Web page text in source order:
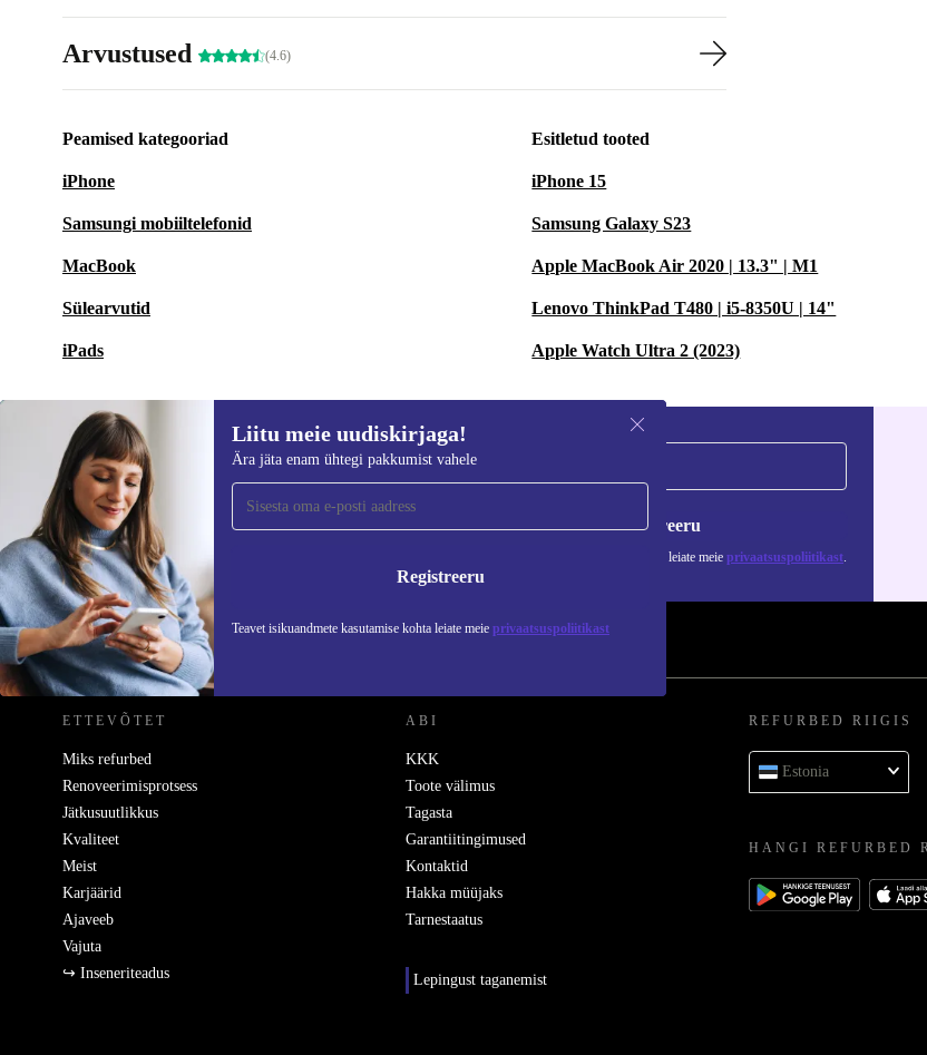
Arvustused (4.6)
Peamised kategooriad
iPhone
Samsungi mobiiltelefonid
MacBook
Sülearvutid
iPads
Esitletud tooted
iPhone 15
Samsung Galaxy S23
Apple MacBook Air 2020 | 13.3" | M1
Lenovo ThinkPad T480 | i5-8350U | 14"
Apple Watch Ultra 2 (2023)
Liitu meie uudiskirjaga!
Ära jäta enam ühtegi pakkumist vahele
Registreeru
Teavet isikuandmete kasutamise kohta leiate meie privaatsuspoliitikast
Liitu meie uudiskirjaga!
Ära jäta enam ühtegi pakkumist vahele. Registreeru
Teavet isikuandmete kasutamise kohta leiate meie privaatsuspoliitikast.
REFURBED EESTI - RETHINK NEW.
ETTEVÕTET
Miks refurbed
Renoveerimisprotsess
Jätkusuutlikkus
Kvaliteet
Meist
Karjäärid
Ajaveeb
Vajuta
↪ Inseneriteadus
ABI
KKK
Toote välimus
Tagasta
Garantiitingimused
Kontaktid
Hakka müüjaks
Tarnestaatus
Lepingust taganemist
REFURBED RIIGIS
Estonia
HANGI REFURBED